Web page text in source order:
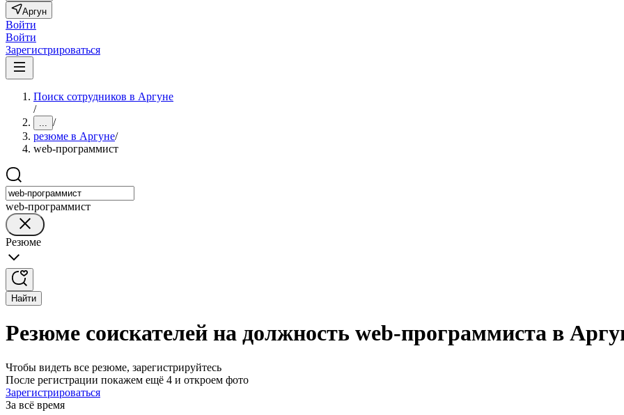
Аргун
Войти
Войти
Зарегистрироваться
Поиск сотрудников в Аргуне
/
... /
резюме в Аргуне/
web-программист
web-программист
Резюме
Найти
Резюме соискателей на должность web-программиста в
Чтобы видеть все резюме, зарегистрируйтесь
После регистрации покажем ещё 4 и откроем фото
Зарегистрироваться
За всё время